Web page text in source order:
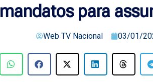
mandatos para
Web TV Nacional 03/01/